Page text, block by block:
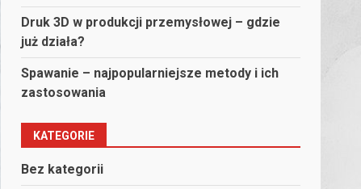
Druk 3D w produkcji przemysłowej – gdzie
już działa?
Spawanie – najpopularniejsze metody i ich
zastosowania
KATEGORIE
Bez kategorii